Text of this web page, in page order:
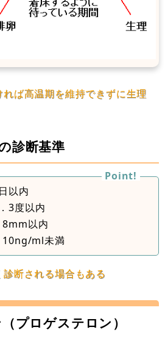
れば高温期を維持できずに生理
診断基準
以内
3度以内
以内
ml未満
断される場合もある
プロゲステロン）